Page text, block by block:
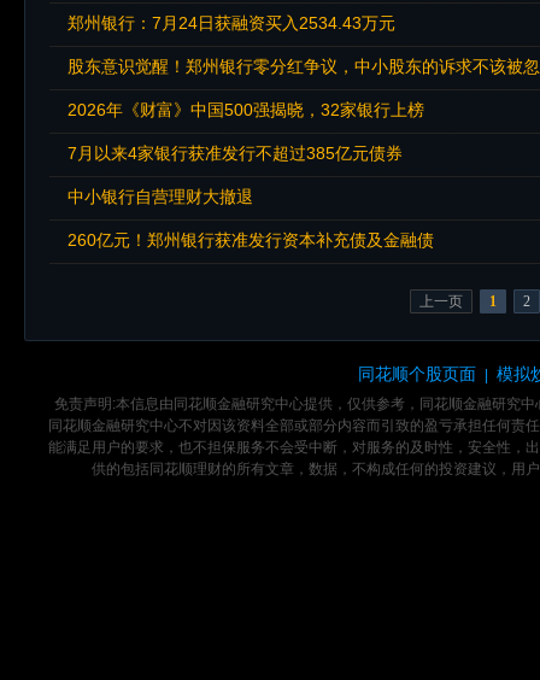
郑州银行：7月24日获融资买入2534.43万元
股东意识觉醒！郑州银行零分红争议，中小股东的诉求不该被
2026年《财富》中国500强揭晓，32家银行上榜
7月以来4家银行获准发行不超过385亿元债券
中小银行自营理财大撤退
260亿元！郑州银行获准发行资本补充债及金融债
上一页 1 2
同花顺个股页面 | 模拟
免责声明:本信息由同花顺金融研究中心提供，仅供参考，同花顺金融研究
同花顺金融研究中心不对因该资料全部或部分内容而引致的盈亏承担任何
能满足用户的要求，也不担保服务不会受中断，对服务的及时性，安全性，
供的包括同花顺理财的所有文章，数据，不构成任何的投资建议，用